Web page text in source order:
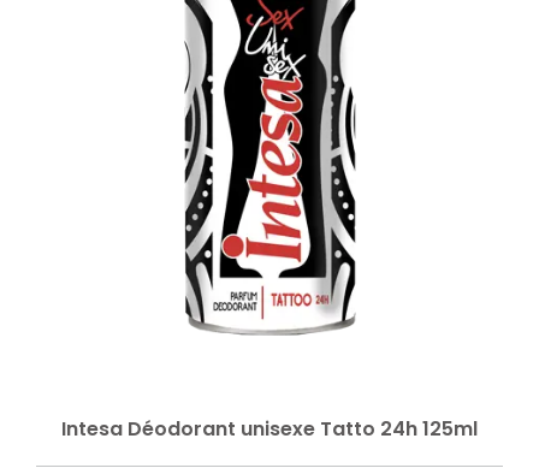
Intesa Déodorant unisexe Tatto 24h 125ml